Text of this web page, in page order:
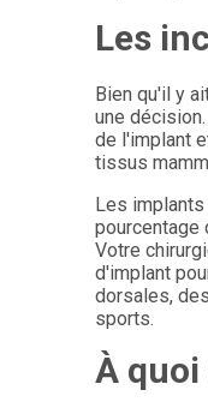
Les
Bien qu'il y
une
de l'implant
tissus
Les
pourcentage
Votre
d'implant
dorsales,
sports.
À